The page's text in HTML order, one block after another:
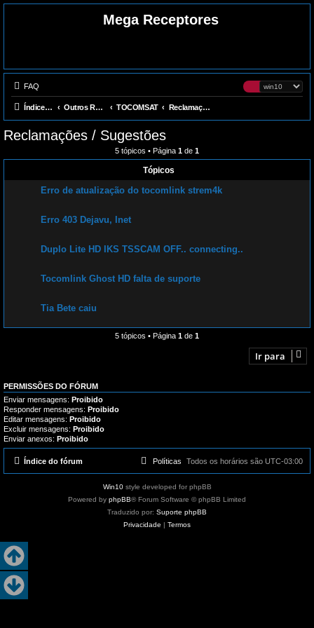
Mega Receptores
FAQ
Índice do fórum Outros Receptores TOCOMSAT Reclamações / Sugestões
Reclamações / Sugestões
5 tópicos • Página 1 de 1
Tópicos
Erro de atualização do tocomlink strem4k
Erro 403 Dejavu, Inet
Duplo Lite HD IKS TSSCAM OFF.. connecting..
Tocomlink Ghost HD falta de suporte
Tia Bete caiu
5 tópicos • Página 1 de 1
Ir para
PERMISSÕES DO FÓRUM
Enviar mensagens: Proibido
Responder mensagens: Proibido
Editar mensagens: Proibido
Excluir mensagens: Proibido
Enviar anexos: Proibido
Índice do fórum Todos os horários são UTC-03:00
Políticas
Win10style developed for phpBB
Powered by phpBB® Forum Software © phpBB Limited
Traduzido por: Suporte phpBB
Privacidade | Termos